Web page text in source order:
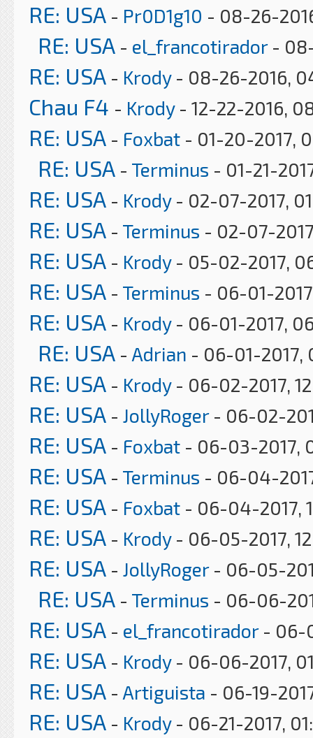
RE: USA - Pr0D1g10 - 08-26-
RE: USA - el_francotirador- 08-
RE: USA - Krody- 08-26-2016,
Chau F4 - Krody- 12-22-2016,
RE: USA - Foxbat - 01-20-2017,
RE: USA - Terminus - 01-21-
RE: USA - Krody- 02-07-2017,
RE: USA - Terminus - 02-07-
RE: USA - Krody- 05-02-2017,
RE: USA - Terminus - 06-01-
RE: USA - Krody- 06-01-2017,
RE: USA - Adrian - 06-01-2017,
RE: USA - Krody- 06-02-2017,
RE: USA - JollyRoger- 06-02-
RE: USA - Foxbat - 06-03-2017,
RE: USA - Terminus - 06-04-
RE: USA - Foxbat - 06-04-2017,
RE: USA - Krody- 06-05-2017,
RE: USA - JollyRoger- 06-05-
RE: USA - Terminus - 06-06-
RE: USA - el_francotirador- 06-
RE: USA - Krody- 06-06-2017,
RE: USA - Artiguista - 06-19-
RE: USA - Krody- 06-21-2017,